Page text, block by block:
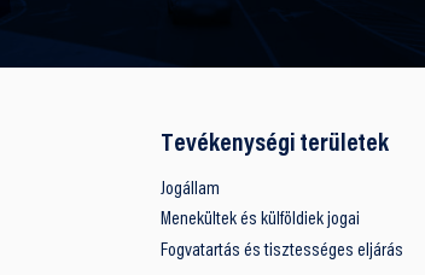
Tevékenységi területek
Jogállam
Menekültek és külföldiek jogai
Fogvatartás és tisztességes eljárás